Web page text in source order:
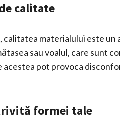
calitate
calitatea materialului este
sau voalul, care sunt
pot provoca
formei tale